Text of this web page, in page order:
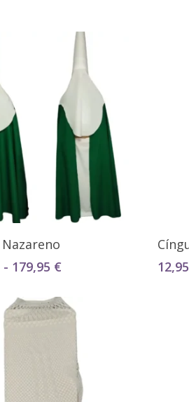
Seleccionar Opciones
- 179,95 €
precios:
desde
179,95 €
12,95